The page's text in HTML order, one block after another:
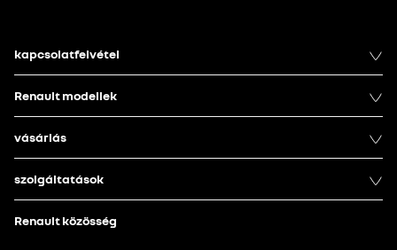
kapcsolatfelvétel
Renault modellek
vásárlás
szolgáltatások
Renault közösség